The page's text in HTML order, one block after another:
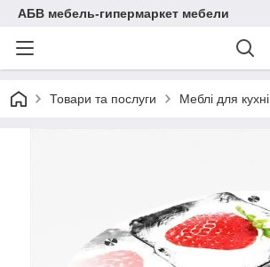
АБВ мебель-гипермаркет мебели
Товари та послуги Меблі для кухні